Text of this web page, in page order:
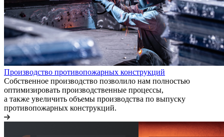
Производство противопожарных конструкций
Собственное производство позволило нам полностью
оптимизировать производственные процессы,
а также увеличить объемы производства по выпуску
противопожарных конструкций.